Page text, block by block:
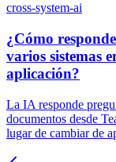
cross-system-ai
¿Cómo
varios sistemas
aplicación?
La IA responde
documentos desde
lugar de cambiar de